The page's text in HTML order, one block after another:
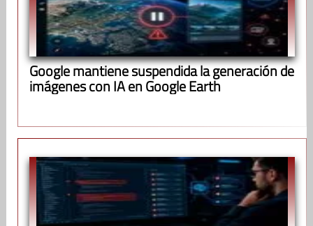
Google mantiene suspendida la generación de
imágenes con IA en Google Earth